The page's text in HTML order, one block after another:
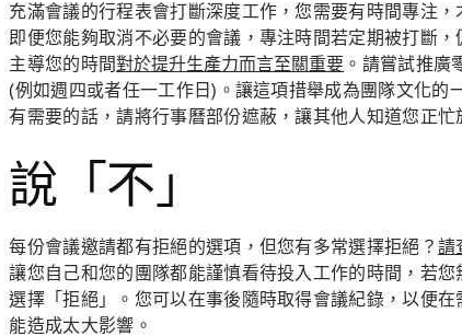
充滿會議的行程表會打斷深度工作，您需要有時間專注
即便您能夠取消不必要的會議，專注時間若定期被打斷
主導您的時間對於提升生產力而言至關重要 。請嘗試推廣
(例如週四或者任一工作日)。讓這項措舉成為團隊文化的
有需要的話，請將行事曆部份遮蔽，讓其他人知道您正
說「不」
每份會議邀請都有拒絕的選項，但您有多常選擇拒絕？請
讓您自己和您的團隊都能謹慎看待投入工作的時間，若
選擇「拒絕」。您可以在事後隨時取得會議紀錄，以便
能造成太大影響。